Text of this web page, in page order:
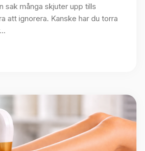
sak många skjuter upp tills
att ignorera. Kanske har du torra